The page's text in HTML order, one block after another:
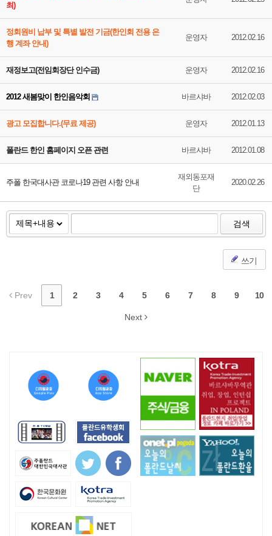
최)
정회원비 납부 및 특별 발전 기금(한인회 전용 은
행 계좌 안내)
운영자 2012.02.16
재정보고(전임회장단 인수금) 운영자 2012.02.16
2012 새봄맞이 한인음악회 바르샤바 2012.02.03
광고 모집합니다.(무료 제공) 운영자 2012.01.13
폴란드 한인 홈페이지 오픈 관련 바르샤바 2012.01.08
주폴 한국대사관 코로나19 관련 사항 안내
재외동포재
단
2020.02.26
검색
쓰기
Prev 1 2 3 4 5 6 7 8 9 10
Next